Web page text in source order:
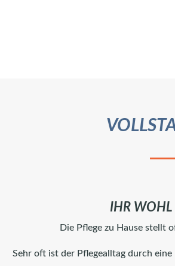
IHR WOHL
Die Pflege zu Hause stellt
Sehr oft ist der Pflegealltag durch